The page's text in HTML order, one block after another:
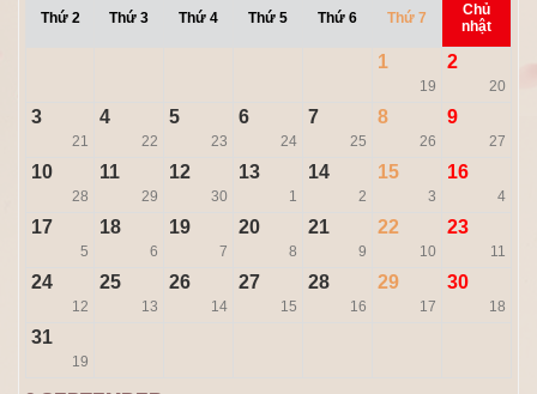
Thứ 2 Thứ 3 Thứ 4 Thứ 5 Thứ 6 Thứ 7
Chủ
nhật
1
19
2
20
3
21
4
22
5
23
6
24
7
25
8
26
9
27
10
28
11
29
12
30
13
1
14
2
15
3
16
4
17
5
18
6
19
7
20
8
21
9
22
10
23
11
24
12
25
13
26
14
27
15
28
16
29
17
30
18
31
19